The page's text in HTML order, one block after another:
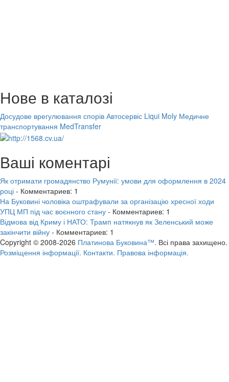
Нове в каталозі
Досудове врегулювання спорів Автосервіс Liqui Moly Медичне
транспортування MedTransfer
Ваші коментарі
Як отримати громадянство Румунії: умови для оформлення в 2024
році - Комментариев: 1
На Буковині чоловіка оштрафували за організацію хресної ходи
УПЦ МП під час воєнного стану - Комментариев: 1
Відмова від Криму і НАТО: Трамп натякнув як Зеленський може
закінчити війну - Комментариев: 1
Copyright © 2008-2026 Платинова Буковина™. Всі права захищено.
Розміщення інформації. Контакти. Правова інформація.